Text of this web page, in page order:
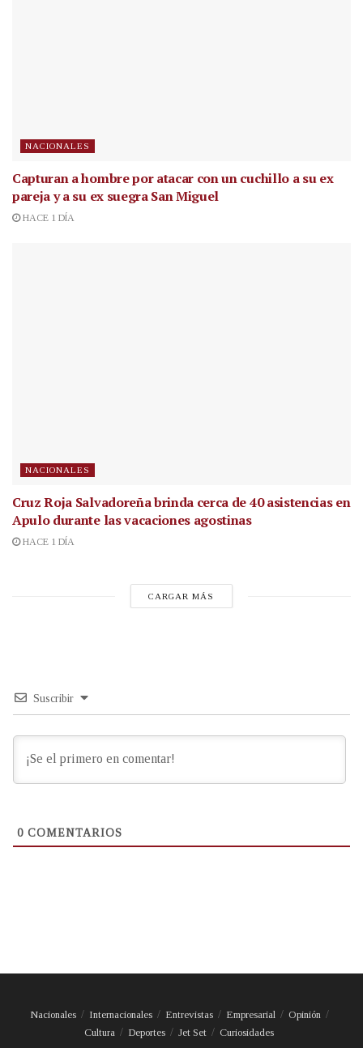
NACIONALES
Capturan a hombre por atacar con un cuchillo a su ex
pareja y a su ex suegra San Miguel
HACE 1 DÍA
NACIONALES
Cruz Roja Salvadoreña brinda cerca de 40 asistencias en
Apulo durante las vacaciones agostinas
HACE 1 DÍA
CARGAR MÁS
Suscribir
0 COMENTARIOS
Nacionales Internacionales Entrevistas Empresarial
Opinión
Cultura
Deportes Jet Set Curiosidades